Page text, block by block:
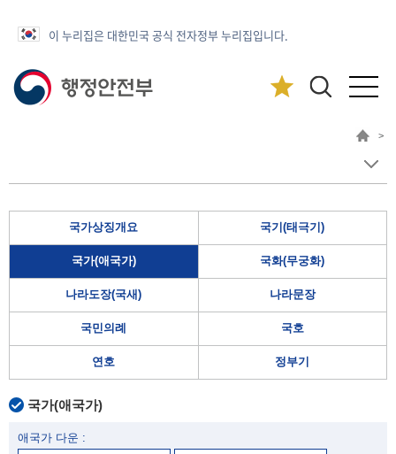
이 누리집은 대한민국 공식 전자정부 누리집입니다.
>
국가상징개요 국기(태극기)
국가(애국가) 국화(무궁화)
나라도장(국새) 나라문장
국민의례 국호
연호 정부기
국가(애국가)
애국가 다운 :